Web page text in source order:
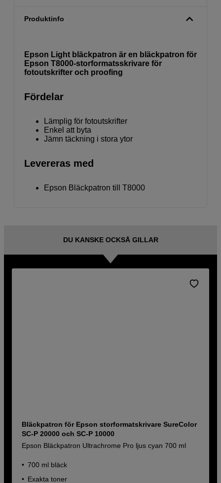
Produktinfo
Epson Light bläckpatron är en bläckpatron för
Epson T8000-storformatsskrivare för
fotoutskrifter och proofing
Fördelar
Lämplig för fotoutskrifter
Enkel att byta
Jämn täckning i stora ytor
Levereras med
Epson Bläckpatron till T8000
DU KANSKE OCKSÅ GILLAR
Bläckpatron för Epson storformatskrivare SureColor
SC-P 20000 och SC-P 10000
Epson Bläckpatron Ultrachrome Pro ljus cyan 700 ml
700 ml bläck
Exakta toner